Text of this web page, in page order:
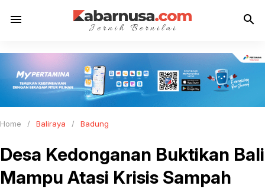
menu search
Home / Baliraya / Badung
Desa Kedonganan Buktikan Bali
Mampu Atasi Krisis Sampah